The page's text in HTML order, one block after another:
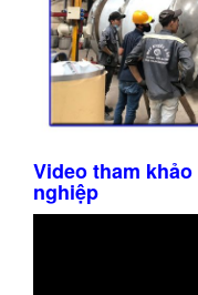
Video tham
nghiệp